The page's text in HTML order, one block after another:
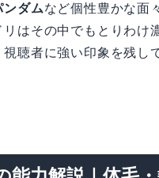
ンダムなど個性豊かな面
はその中でもとりわけ
聴者に強い印象を残し